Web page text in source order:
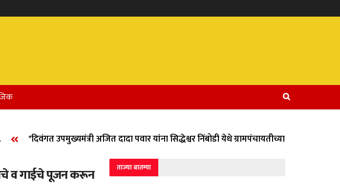
*दिवंगत उपमुख्यमंत्री अजित दादा पवार यांना सिद्धेश्वर निंबोडी येथे ग्रामपंचायतीच्या वतीने विविध
व गाईचे पूजन करून ताज्या बातम्या